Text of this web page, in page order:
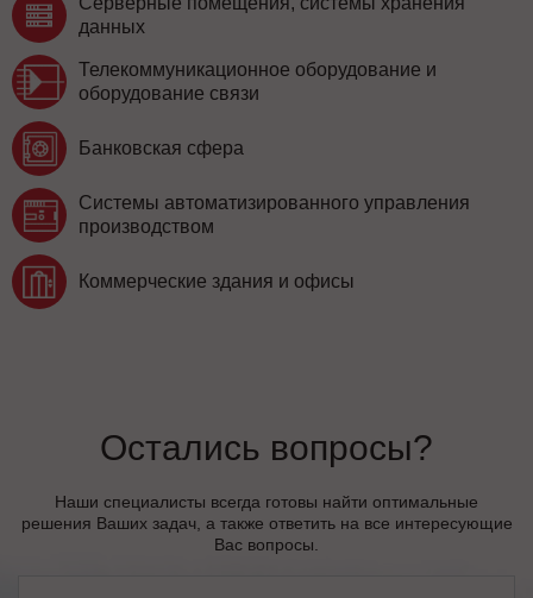
данных
Телекоммуникационное оборудование и
оборудование связи
Банковская сфера
Системы автоматизированного управления
производством
Коммерческие здания и офисы
Остались вопросы?
Наши специалисты всегда готовы найти оптимальные
решения Ваших задач, а также ответить на все интересующие
Вас вопросы.